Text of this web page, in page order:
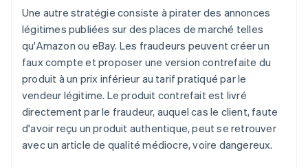
Une autre stratégie consiste à pirater des annonces
légitimes publiées sur des places de marché telles
qu'Amazon ou eBay. Les fraudeurs peuvent créer un
faux compte et proposer une version contrefaite du
produit à un prix inférieur au tarif pratiqué par le
vendeur légitime. Le produit contrefait est livré
directement par le fraudeur, auquel cas le client, faute
d'avoir reçu un produit authentique, peut se retrouver
avec un article de qualité médiocre, voire dangereux.